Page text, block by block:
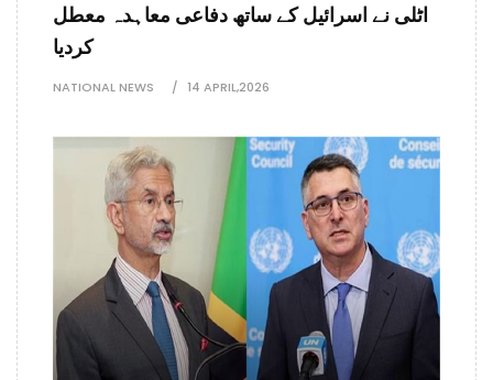
اٹلی نے اسرائیل کے ساتھ دفاعی معاہدہ معطل
کردیا
NATIONAL NEWS 14 APRIL,2026